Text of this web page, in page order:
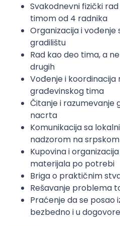
Svakodnevni fizički
timom od 4 radnika
Organizacija i
gradilištu
Rad kao deo tima, a
drugih
Vođenje i
građevinskog tima
Čitanje i razumevanje
nacrta
Komunikacija sa
nadzorom na
Kupovina i
materijala po potrebi
Briga o praktičnim
Rešavanje problema
Praćenje da se posao
bezbedno i u